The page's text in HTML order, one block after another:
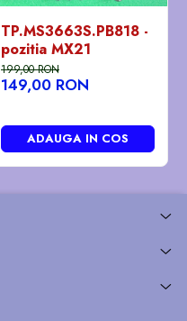
TP.MS3663S.PB818 -
pozitia MX21
199,00 RON
149,00 RON
ADAUGA IN COS